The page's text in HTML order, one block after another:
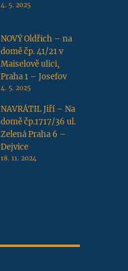
4. 5. 2025
NOVÝ Oldřich – na
domě čp. 41/21 v
Maiselově ulici,
Praha 1 – Josefov
4. 5. 2025
NAVRÁTIL Jiří – Na
domě čp.1717/36 ul.
Zelená Praha 6 –
Dejvice
18. 11. 2024